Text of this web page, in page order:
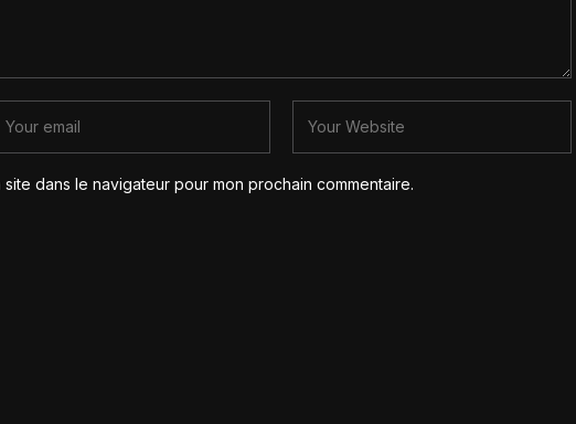
dans le navigateur pour mon prochain commentaire.